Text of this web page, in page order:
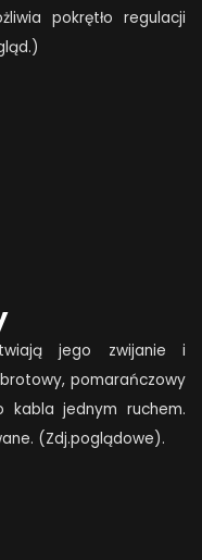
pokrętło regulacji
jego zwijanie i
pomarańczowy
kabla jednym ruchem.
(Zdj.poglądowe).